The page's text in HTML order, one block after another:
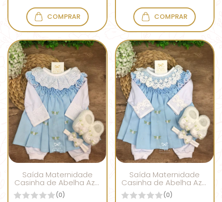
COMPRAR COMPRAR
Saída Maternidade
Casinha de Abelha Azul
Bebê Ref 01
(0)
Saída Maternidade
Casinha de Abelha Azul
Bebê Ref 02
(0)